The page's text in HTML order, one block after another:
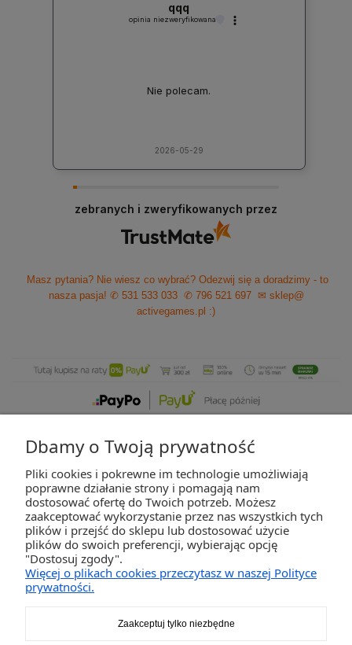
qqq
opinia niezweryfikowana
Nie polecam.
2026-05-29
zebranych i zweryfikowanych przez
Masz pytania? Nie wiesz co wybrać? Odezwij się a doradzimy - to
nasza pasja! ✆ 531 533 033 ✆ 796 521 697
✉ sklep@
activegames.pl :)
ZAKUPY
POMOC
Dbamy o Twoją prywatność
Pliki cookies i pokrewne im technologie umożliwiają
poprawne działanie strony i pomagają nam
dostosować ofertę do Twoich potrzeb. Możesz
zaakceptować wykorzystanie przez nas wszystkich tych
plików i przejść do sklepu lub dostosować użycie
plików do swoich preferencji, wybierając opcję
"Dostosuj zgody".
Więcej o plikach cookies przeczytasz w naszej Polityce
prywatności.
Zaakceptuj tylko niezbędne